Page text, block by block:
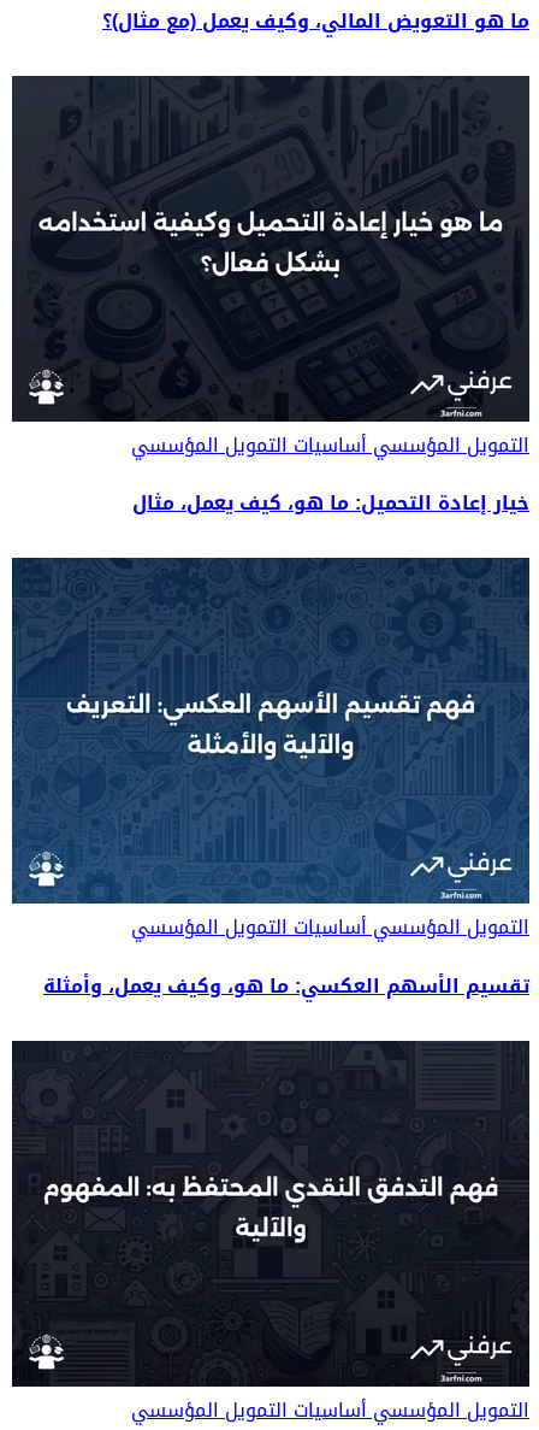
ما هو التعويض المالي، وكيف يعمل (مع مثال)؟
التمويل المؤسسيأساسيات التمويل المؤسسي
خيار إعادة التحميل: ما هو، كيف يعمل، مثال
التمويل المؤسسيأساسيات التمويل المؤسسي
تقسيم الأسهم العكسي: ما هو، وكيف يعمل، وأمثلة
التمويل المؤسسيأساسيات التمويل المؤسسي